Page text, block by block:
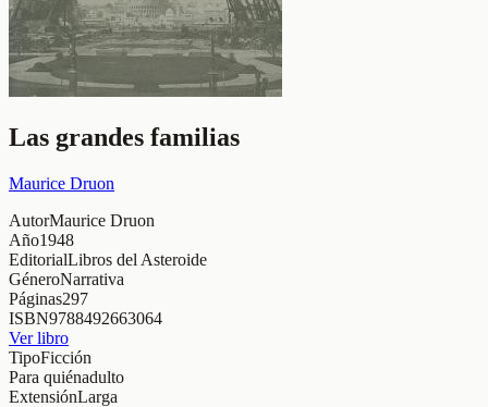
Las grandes familias
Maurice Druon
AutorMaurice Druon
Año1948
EditorialLibros del Asteroide
GéneroNarrativa
Páginas297
ISBN9788492663064
Ver libro
TipoFicción
Para quiénadulto
ExtensiónLarga